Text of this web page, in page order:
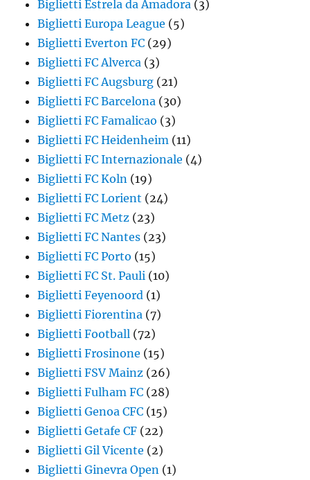
Biglietti Estrela da Amadora (3)
Biglietti Europa League (5)
Biglietti Everton FC (29)
Biglietti FC Alverca (3)
Biglietti FC Augsburg (21)
Biglietti FC Barcelona (30)
Biglietti FC Famalicao (3)
Biglietti FC Heidenheim (11)
Biglietti FC Internazionale (4)
Biglietti FC Koln (19)
Biglietti FC Lorient (24)
Biglietti FC Metz (23)
Biglietti FC Nantes (23)
Biglietti FC Porto (15)
Biglietti FC St. Pauli (10)
Biglietti Feyenoord (1)
Biglietti Fiorentina (7)
Biglietti Football (72)
Biglietti Frosinone (15)
Biglietti FSV Mainz (26)
Biglietti Fulham FC (28)
Biglietti Genoa CFC (15)
Biglietti Getafe CF (22)
Biglietti Gil Vicente (2)
Biglietti Ginevra Open (1)